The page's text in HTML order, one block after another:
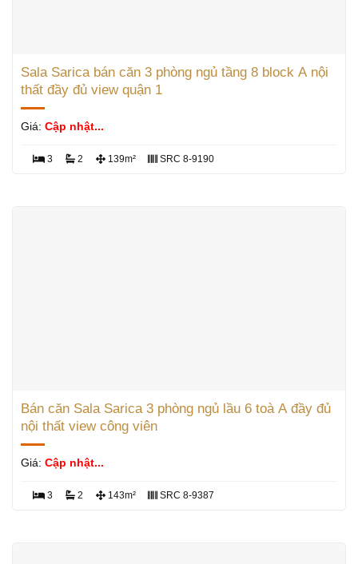
Sala Sarica bán căn 3 phòng ngủ tầng 8 block A nội
thất đầy đủ view quận 1
Giá: Cập nhật...
3 2 139m² SRC 8-9190
Bán căn Sala Sarica 3 phòng ngủ lầu 6 toà A đầy đủ
nội thất view công viên
Giá: Cập nhật...
3 2 143m² SRC 8-9387